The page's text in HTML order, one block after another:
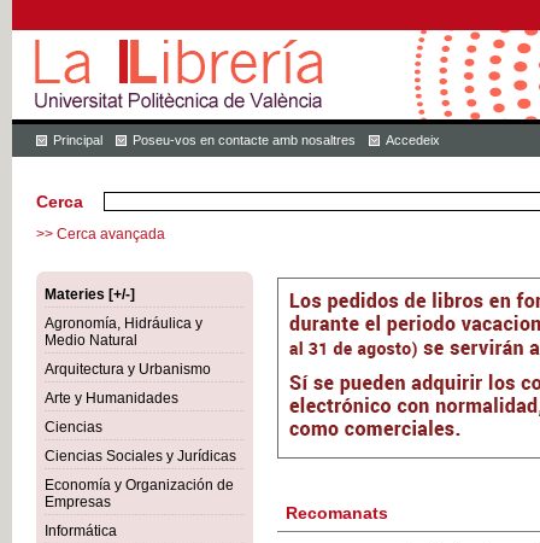
Principal Poseu-vos en contacte amb nosaltres Accedeix
Cerca
>> Cerca avançada
Materies [+/-]
Agronomía, Hidráulica y
Medio Natural
Arquitectura y Urbanismo
Arte y Humanidades
Ciencias
Ciencias Sociales y Jurídicas
Economía y Organización de
Empresas
Informática
Recomanats